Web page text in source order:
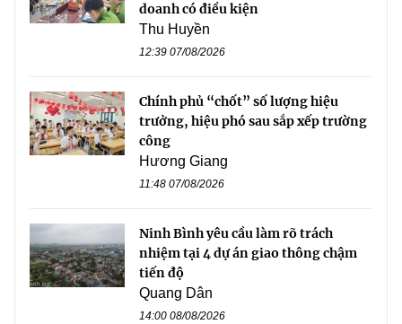
doanh có điều kiện
Thu Huyền
12:39 07/08/2026
Chính phủ “chốt” số lượng hiệu
trưởng, hiệu phó sau sắp xếp trường
công
Hương Giang
11:48 07/08/2026
Ninh Bình yêu cầu làm rõ trách
nhiệm tại 4 dự án giao thông chậm
tiến độ
Quang Dân
14:00 08/08/2026